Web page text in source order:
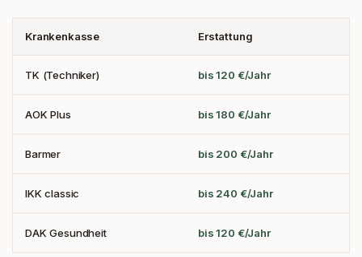
Krankenkasse Erstattung
TK (Techniker) bis 120 €/Jahr
AOK Plus bis 180 €/Jahr
Barmer bis 200 €/Jahr
IKK classic bis 240 €/Jahr
DAK Gesundheit bis 120 €/Jahr